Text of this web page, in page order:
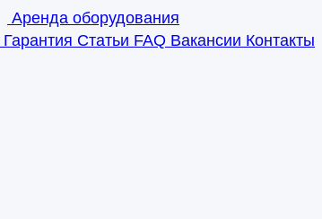
Аренда оборудования
Гарантия Статьи FAQ Вакансии Контакты